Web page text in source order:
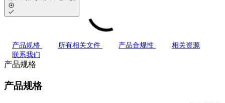
产品规格 所有相关文件 产品合规性
相关资源
联系我们
产品规格
产品规格